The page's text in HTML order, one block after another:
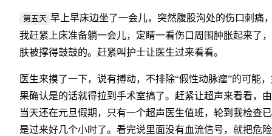
第五天 早上早床边坐了一会儿，突然腹股沟处的伤口刺痛
我赶紧上床准备躺一会儿，定睛一看伤口周围肿胀起来了
肤被撑得鼓鼓的。赶紧叫护士让医生过来看看。
医生来摸了一下，说有搏动，不排除“假性动脉瘤”的可能
果确认是的话就得拉到手术室搞了。赶紧让超声来看看，
当天还在元旦假期，只有一个超声医生值班，轮到我检查
是过来好几个小时了。看完说里面没有血流信号，就把危